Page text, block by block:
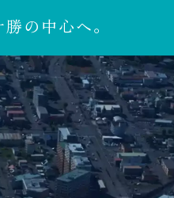
の中心へ。